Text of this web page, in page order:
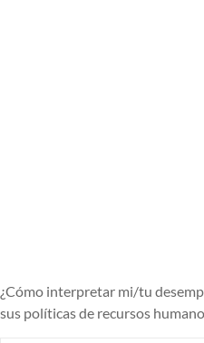
¿Cómo interpretar mi/tu
sus políticas de recursos